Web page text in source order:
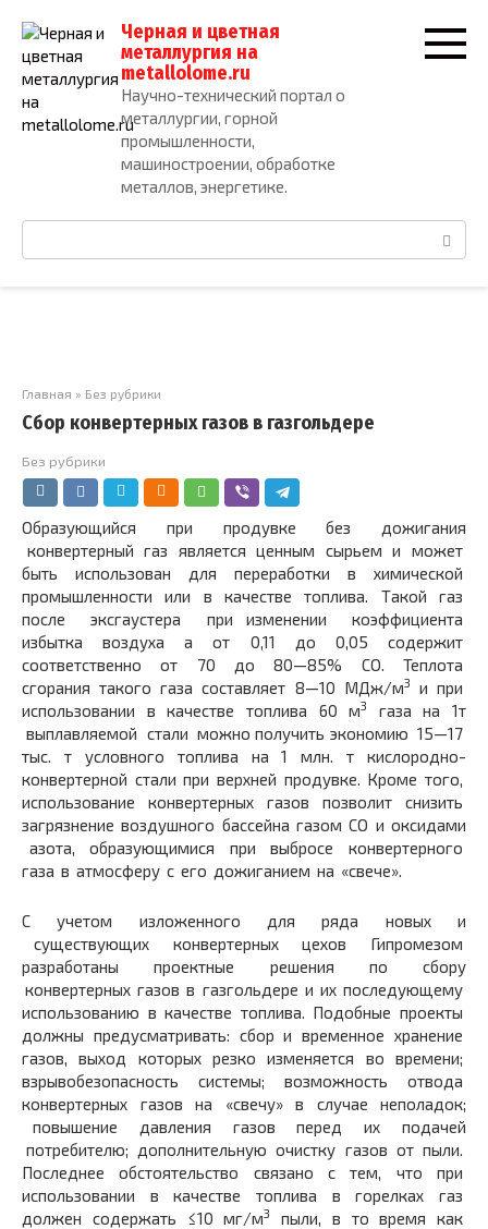
контенту
Черная и цветная
металлургия на
metallolome.ru
Научно-технический портал о
металлургии, горной
промышленности,
машиностроении, обработке
металлов, энергетике.
Главная » Без рубрики
Сбор конвертерных газов в газгольдере
Без рубрики
Образующийся при продувке без дожигания
конвертерный газ является ценным сырьем и может
быть использован для переработки в химической
промышленности или в качестве топлива. Такой газ
после эксгаустера при изменении коэффициента
избытка воздуха а от 0,11 до 0,05 содержит
соответственно от 70 до 80—85% СО. Теплота
сгорания такого газа составляет 8—10 МДж/м3
и при
использовании в качестве топлива 60 м3
газа на 1т
выплавляемой стали можно получить экономию 15—17
тыс. т условного топлива на 1 млн. т кислородно-
конвертерной стали при верхней продувке. Кроме того,
использование конвертерных газов позволит снизить
загрязнение воздушного бассейна газом СО и оксидами
азота, образующимися при выбросе конвертерного
газа в атмосферу с его дожиганием на «свече».
С учетом изложенного для ряда новых и
существующих конвертерных цехов Гипромезом
разработаны проектные решения по сбору
конвертерных газов в газгольдере и их последующему
использованию в качестве топлива. Подобные проекты
должны предусматривать: сбор и временное хранение
газов, выход которых резко изменяется во времени;
взрывобезопасность системы; возможность отвода
конвертерных газов на «свечу» в случае неполадок;
повышение давления газов перед их подачей
потребителю; дополнительную очистку газов от пыли.
Последнее обстоятельство связано с тем, что при
использовании в качестве топлива в горелках газ
должен содержать ≤10 мг/м3 пыли, в то время как